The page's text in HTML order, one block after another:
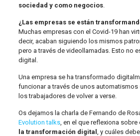
sociedad y como negocios.
¿Las empresas se están
Muchas empresas con el Covid-19 han
decir, acaban siguiendo los mismos
pero a través de videollamadas. Esto no
digital.
Una empresa se ha transformado
funcionar a través de unos
los trabajadores de volver a verse.
Os dejamos la charla de Fernando de
Evolution talks, en el que reflexiona sobre
la transformación digital
, y cuáles